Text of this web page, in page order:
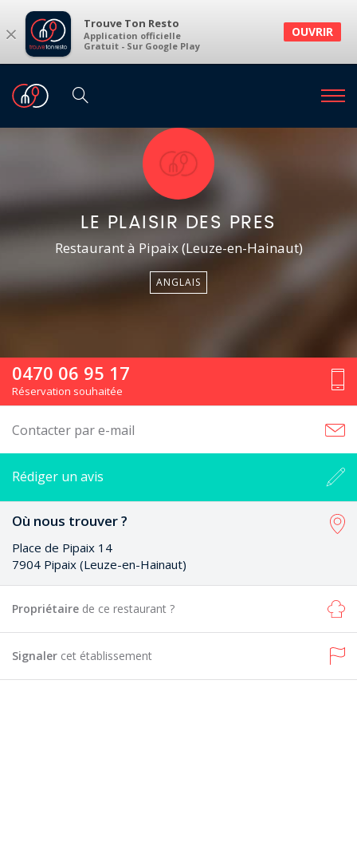
× Trouve Ton Resto
Application officielle
Gratuit - Sur Google Play
OUVRIR
LE PLAISIR DES PRES
Restaurant à Pipaix (Leuze-en-Hainaut)
ANGLAIS
0470 06 95 17
Réservation souhaitée
Contacter par e-mail
Rédiger un avis
Où nous trouver ?
Place de Pipaix 14
7904 Pipaix (Leuze-en-Hainaut)
Propriétaire de ce restaurant ?
Signaler cet établissement